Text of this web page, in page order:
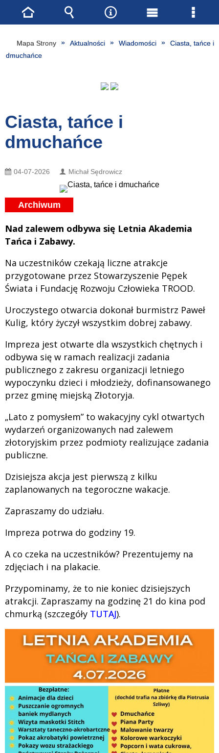
Mapa Strony Aktualności Wiadomości
Ciasta, tańce i
dmuchańce
Ciasta, tańce i
dmuchańce
04-07-2026 Michał Sędrowicz
Archiwum
Nad zalewem odbywa się Letnia Akademia
Tańca i Zabawy.
Na uczestników czekają liczne atrakcje
przygotowane przez Stowarzyszenie Pępek
Świata i Fundację Rozwoju Człowieka TROOD.
Uroczystego otwarcia dokonał burmistrz Paweł
Kulig, który życzył wszystkim dobrej zabawy.
Impreza jest otwarte dla wszystkich chętnych i
odbywa się w ramach realizacji zadania
publicznego z zakresu organizacji letniego
wypoczynku dzieci i młodzieży, dofinansowanego
przez gminę miejską Złotoryja.
„Lato z pomysłem” to wakacyjny cykl otwartych
wydarzeń organizowanych nad zalewem
złotoryjskim przez podmioty realizujące zadania
publiczne.
Dzisiejsza akcja jest pierwszą z kilku
zaplanowanych na tegoroczne wakacje.
Zapraszamy do udziału.
Impreza potrwa do godziny 19.
A co czeka na uczestników? Prezentujemy na
zdjęciach i na plakacie.
Przypominamy, że to nie koniec dzisiejszych
atrakcji. Zapraszamy na godzinę 21 do kina pod
chmurką (szczegóły TUTAJ).
Strona
główna
Wyszukiwarka
NarzędziaMenu
główne
Menu